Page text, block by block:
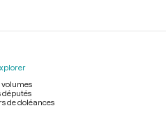
volumes
députés
de doléances